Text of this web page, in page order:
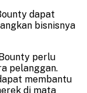
dapat
bisnisnya
perlu
pelanggan.
membantu
di mata